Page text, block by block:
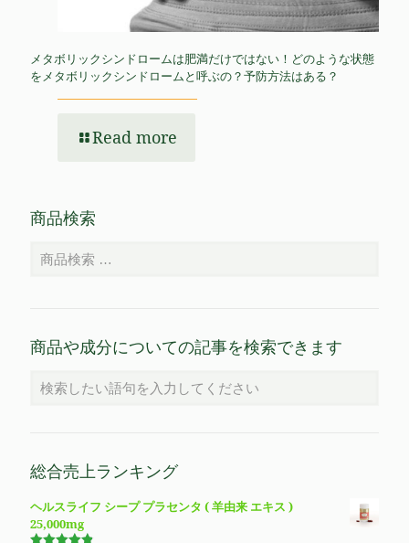
メタボリックシンドロームは肥満だけではない！どのような状態
をメタボリックシンドロームと呼ぶの？予防方法はある？
Read more
商品検索
商品や成分についての記事を検索できます
総合売上ランキング
ヘルスライフ シープ プラセンタ ( 羊由来 エキス )
25,000mg